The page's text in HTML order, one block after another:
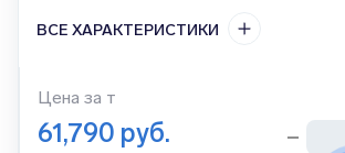
ВСЕ ХАРАКТЕРИСТИКИ
Цена за т
61,790 руб.